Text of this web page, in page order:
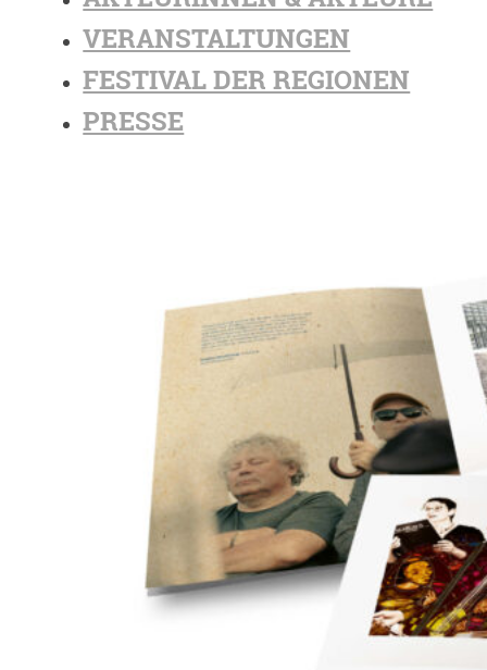
VERANSTALTUNGEN
FESTIVAL DER REGIONEN
PRESSE